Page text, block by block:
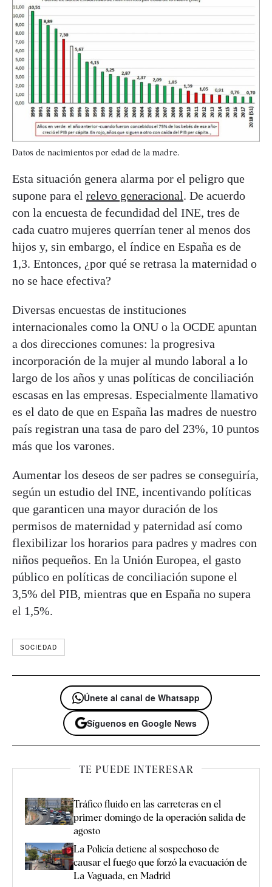
Datos de nacimientos por edad de la madre.
Esta situación genera alarma por el peligro que
supone para el relevo generacional. De acuerdo
con la encuesta de fecundidad del INE, tres de
cada cuatro mujeres querrían tener al menos dos
hijos y, sin embargo, el índice en España es de
1,3. Entonces, ¿por qué se retrasa la maternidad o
no se hace efectiva?
Diversas encuestas de instituciones
internacionales como la ONU o la OCDE apuntan
a dos direcciones comunes: la progresiva
incorporación de la mujer al mundo laboral a lo
largo de los años y unas políticas de conciliación
escasas en las empresas. Especialmente llamativo
es el dato de que en España las madres de nuestro
país registran una tasa de paro del 23%, 10 puntos
más que los varones.
Aumentar los deseos de ser padres se conseguiría,
según un estudio del INE, incentivando políticas
que garanticen una mayor duración de los
permisos de maternidad y paternidad así como
flexibilizar los horarios para padres y madres con
niños pequeños. En la Unión Europea, el gasto
público en políticas de conciliación supone el
3,5% del PIB, mientras que en España no supera
el 1,5%.
SOCIEDAD
Únete al canal de Whatsapp
Síguenos en Google News
TE PUEDE INTERESAR
Tráfico fluido en las carreteras en el
primer domingo de la operación salida de
agosto
La Policía detiene al sospechoso de
causar el fuego que forzó la evacuación de
La Vaguada, en Madrid